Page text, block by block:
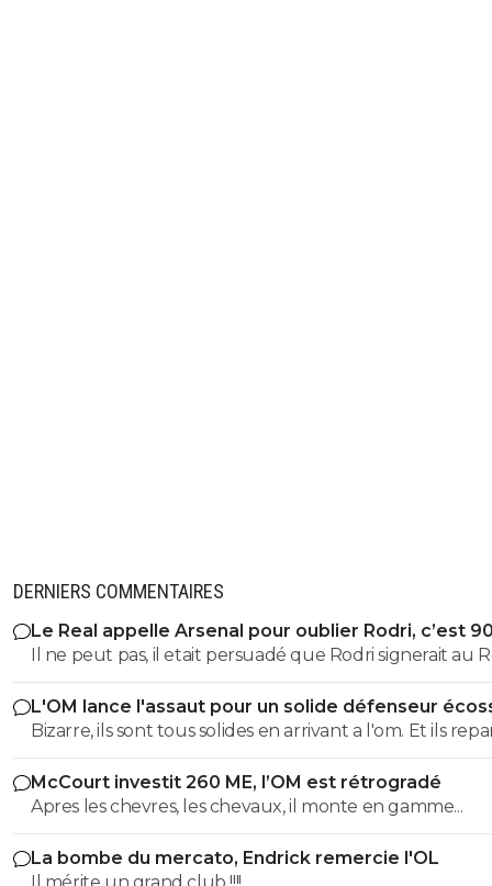
DERNIERS COMMENTAIRES
Le Real appelle Arsenal pour oublier Rodri, c’est
Il ne peut pas, il etait persuadé que Rodri signerait au
L'OM lance l'assaut pour un solide défenseur
Bizarre, ils sont tous solides en arrivant a l'om. Et ils
tous moins d'un an plus tard bradés une main devant,
main derrière.
McCourt investit 260 ME, l’OM est rétrogradé
Apres les chevres, les chevaux, il monte en gamme...
La bombe du mercato, Endrick remercie l'OL
Il mérite un grand club !!!!